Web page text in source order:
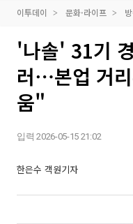
이투데이 문화·라이프
'나솔' 31기
러⋯본업 거
움"
입력 2026-05-15 21:02
한은수 객원기자